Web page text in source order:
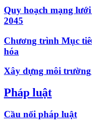
Quy hoạch mạng
2045
Chương trình Mục
hóa
Xây dựng môi
Pháp luật
Cầu nối pháp luật